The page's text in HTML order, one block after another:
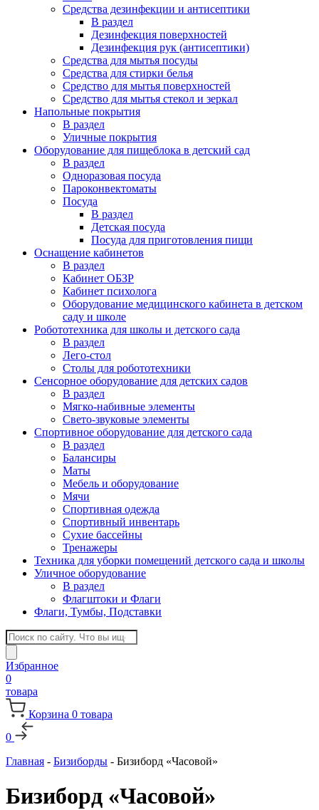
Средства дезинфекции и антисептики
В раздел
Дезинфекция поверхностей
Дезинфекция рук (антисептики)
Средства для мытья посуды
Средства для стирки белья
Средство для мытья поверхностей
Средство для мытья стекол и зеркал
Напольные покрытия
В раздел
Уличные покрытия
Оборудование для пищеблока в детский сад
В раздел
Одноразовая посуда
Пароконвектоматы
Посуда
В раздел
Детская посуда
Посуда для приготовления пищи
Оснащение кабинетов
В раздел
Кабинет ОБЗР
Кабинет психолога
Оборудование медицинского кабинета в детском
саду и школе
Робототехника для школы и детского сада
В раздел
Лего-стол
Столы для робототехники
Сенсорное оборудование для детских садов
В раздел
Мягко-набивные элементы
Свето-звуковые элементы
Спортивное оборудование для детского сада
В раздел
Балансиры
Маты
Мебель и оборудование
Мячи
Спортивная одежда
Спортивный инвентарь
Сухие бассейны
Тренажеры
Техника для уборки помещений детского сада и школы
Уличное оборудование
В раздел
Флагштоки и Флаги
Флаги, Тумбы, Подставки
Поиск
товаров
Избранное
0
товара
Корзина 0 товара
0
Главная - Бизиборды - Бизиборд «Часовой»
Бизиборд «Часовой»